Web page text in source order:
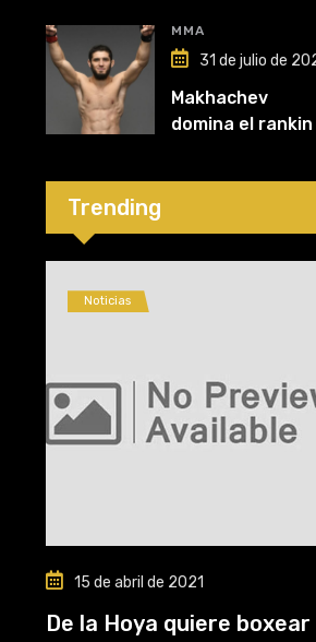
desempate tras
su recuperación
MMA
31 de julio de
Makhachev
domina el ranking
proyecta como
2026
Trending
Noticias
15 de abril de 2021
De la Hoya quiere boxear